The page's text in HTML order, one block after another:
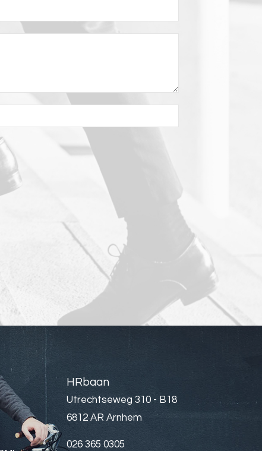
HRbaan
Utrechtseweg 310 - B18
6812 AR Arnhem
026 365 0305